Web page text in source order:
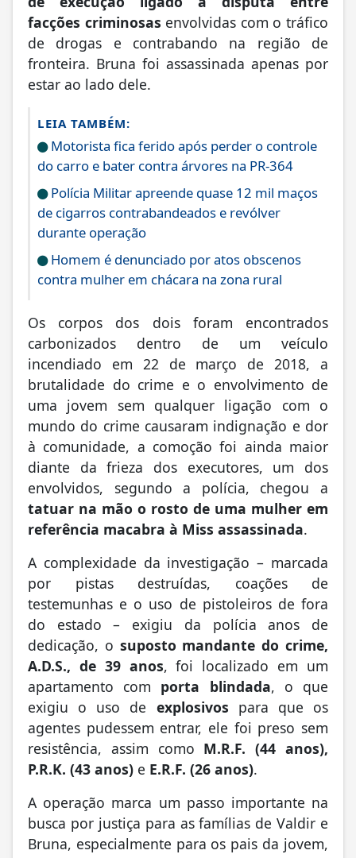
facções criminosas envolvidas com o tráfico
de drogas e contrabando na região de
fronteira. Bruna foi assassinada apenas por
estar ao lado dele.
LEIA TAMBÉM:
Motorista fica ferido após perder o controle
do carro e bater contra árvores na PR-364
Polícia Militar apreende quase 12 mil maços
de cigarros contrabandeados e revólver
durante operação
Homem é denunciado por atos obscenos
contra mulher em chácara na zona rural
Os corpos dos dois foram encontrados
carbonizados dentro de um veículo
incendiado em 22 de março de 2018, a
brutalidade do crime e o envolvimento de
uma jovem sem qualquer ligação com o
mundo do crime causaram indignação e dor
à comunidade, a comoção foi ainda maior
diante da frieza dos executores, um dos
envolvidos, segundo a polícia, chegou a
tatuar na mão o rosto de uma mulher em
referência macabra à Miss assassinada
A complexidade da investigação – marcada
por pistas destruídas, coações de
testemunhas e o uso de pistoleiros de fora
do estado – exigiu da polícia anos de
dedicação, o suposto mandante do crime,
A.D.S., de 39 anos , foi localizado em um
apartamento com porta blindada , o que
exigiu o uso de explosivos para que os
agentes pudessem entrar, ele foi preso sem
resistência, assim como M.R.F. (44 anos),
P.R.K. (43 anos) e E.R.F. (26 anos)
A operação marca um passo importante na
busca por justiça para as famílias de Valdir e
Bruna, especialmente para os pais da jovem,